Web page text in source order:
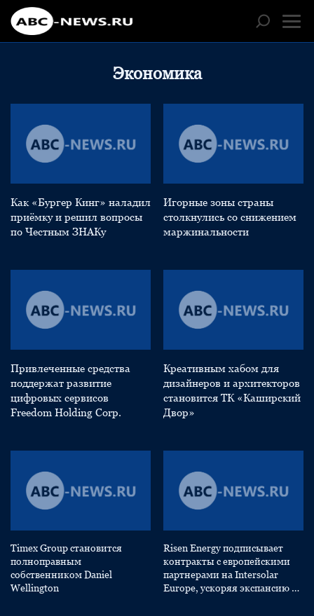
Экономика
Как «Бургер Кинг» наладил
приёмку и решил вопросы
по Честным ЗНАКу
Игорные зоны страны
столкнулись со снижением
маржинальности
Привлеченные средства
поддержат развитие
цифровых сервисов
Freedom Holding Corp.
Креативным хабом для
дизайнеров и архитекторов
становится ТК «Каширский
Двор»
Timex Group становится
полноправным
собственником Daniel
Wellington
Risen Energy подписывает
контракты с европейскими
партнерами на Intersolar
Europe, ускоряя экспансию на